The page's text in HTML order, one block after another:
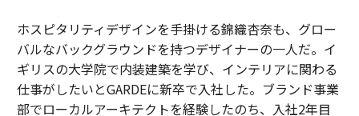
ホスピタリティデザインを手掛ける錦織杏奈も、グロー
バルなバックグラウンドを持つデザイナーの一人だ。イ
ギリスの大学院で内装建築を学び、インテリアに関わる
仕事がしたいとGARDEに新卒で入社した。ブランド事業
部でローカルアーキテクトを経験したのち、入社2年目